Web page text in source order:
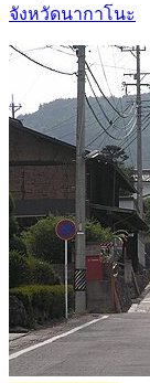
จังหวัดนากาโนะ